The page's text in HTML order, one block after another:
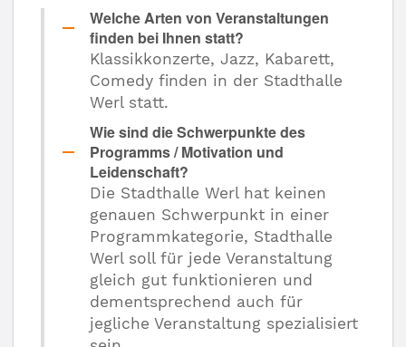
Welche Arten von Veranstaltungen
finden bei Ihnen statt?
Klassikkonzerte, Jazz, Kabarett,
Comedy finden in der Stadthalle
Werl statt.
Wie sind die Schwerpunkte des
Programms / Motivation und
Leidenschaft?
Die Stadthalle Werl hat keinen
genauen Schwerpunkt in einer
Programmkategorie, Stadthalle
Werl soll für jede Veranstaltung
gleich gut funktionieren und
dementsprechend auch für
jegliche Veranstaltung spezialisiert